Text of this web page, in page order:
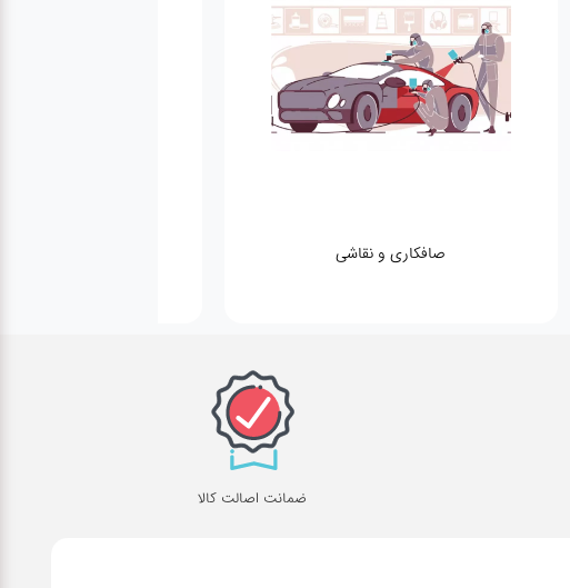
صافکاری و نقاشی
ضمانت اصالت کالا